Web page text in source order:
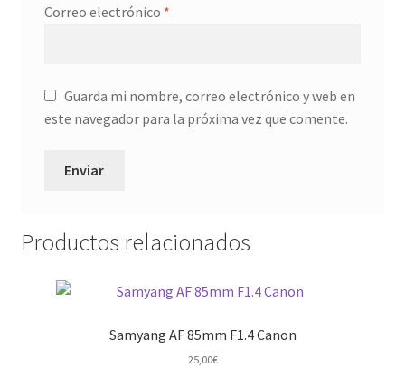
Correo electrónico *
Guarda mi nombre, correo electrónico y web en
este navegador para la próxima vez que comente.
Productos relacionados
Samyang AF 85mm F1.4 Canon
25,00€